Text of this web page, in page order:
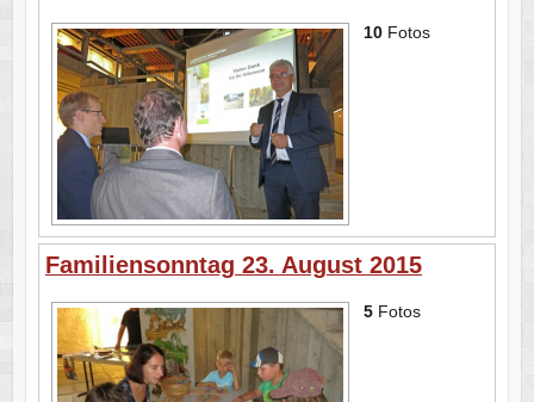
10Fotos
Familiensonntag 23. August 2015
5Fotos